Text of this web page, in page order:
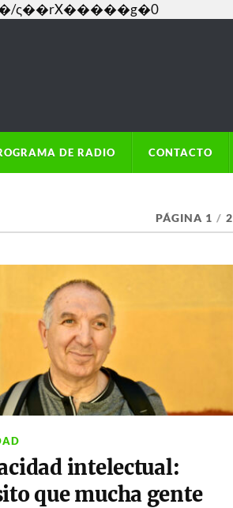
ς��rX�����g�0
DE RADIO CONTACTO
PÁGINA 1 / 2
intelectual:
que mucha gente